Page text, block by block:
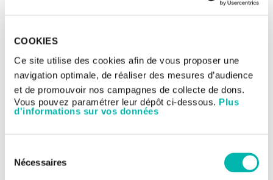
COOKIES
Ce site utilise des cookies afin de vous proposer une
navigation optimale, de réaliser des mesures d’audience
et de promouvoir nos campagnes de collecte de dons.
Vous pouvez paramétrer leur dépôt ci-dessous. Plus
d'informations sur vos données
Nécessaires
retraitement par [177Lu]Lu-PSMA des patients...
Médecin investigateur
Désirée DEANDREIS